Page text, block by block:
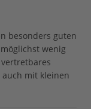
Das große
besonders guten
wenig
mit kleinen